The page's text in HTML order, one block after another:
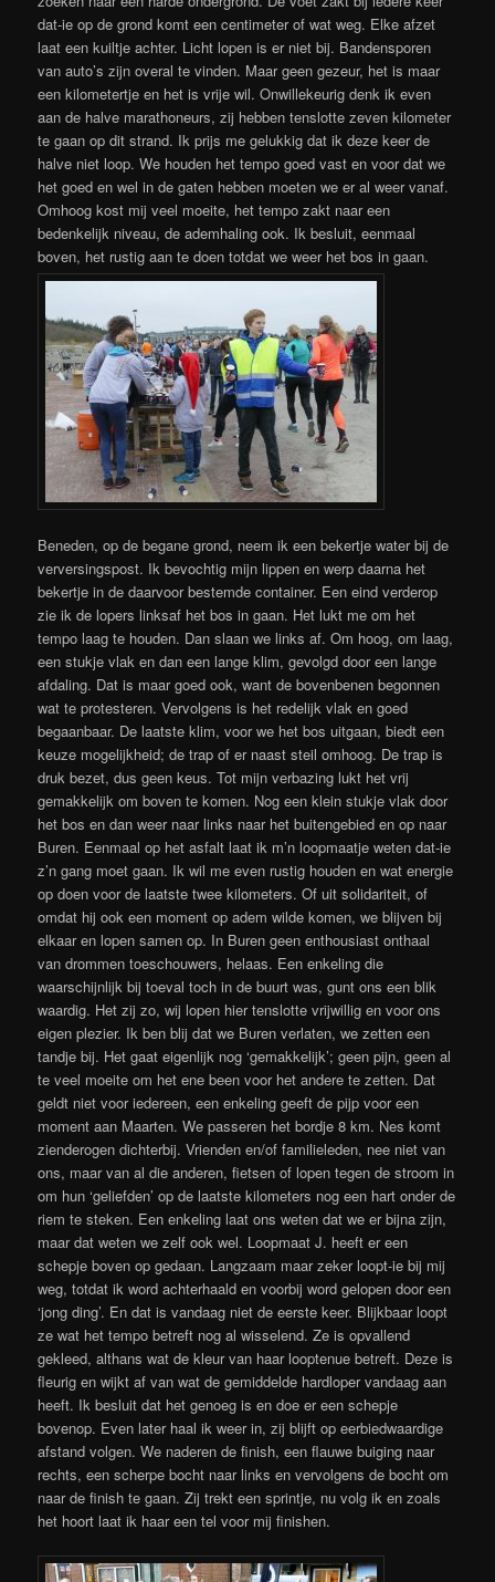
dat-ie op de grond komt een centimeter of wat weg. Elke afzet
laat een kuiltje achter. Licht lopen is er niet bij. Bandensporen
van auto’s zijn overal te vinden. Maar geen gezeur, het is maar
een kilometertje en het is vrije wil. Onwillekeurig denk ik even
aan de halve marathoneurs, zij hebben tenslotte zeven kilometer
te gaan op dit strand. Ik prijs me gelukkig dat ik deze keer de
halve niet loop. We houden het tempo goed vast en voor dat we
het goed en wel in de gaten hebben moeten we er al weer vanaf.
Omhoog kost mij veel moeite, het tempo zakt naar een
bedenkelijk niveau, de ademhaling ook. Ik besluit, eenmaal
boven, het rustig aan te doen totdat we weer het bos in gaan.
Beneden, op de begane grond, neem ik een bekertje water bij de
verversingspost. Ik bevochtig mijn lippen en werp daarna het
bekertje in de daarvoor bestemde container. Een eind verderop
zie ik de lopers linksaf het bos in gaan. Het lukt me om het
tempo laag te houden. Dan slaan we links af. Om hoog, om laag,
een stukje vlak en dan een lange klim, gevolgd door een lange
afdaling. Dat is maar goed ook, want de bovenbenen begonnen
wat te protesteren. Vervolgens is het redelijk vlak en goed
begaanbaar. De laatste klim, voor we het bos uitgaan, biedt een
keuze mogelijkheid; de trap of er naast steil omhoog. De trap is
druk bezet, dus geen keus. Tot mijn verbazing lukt het vrij
gemakkelijk om boven te komen. Nog een klein stukje vlak door
het bos en dan weer naar links naar het buitengebied en op naar
Buren. Eenmaal op het asfalt laat ik m’n loopmaatje weten dat-ie
z’n gang moet gaan. Ik wil me even rustig houden en wat energie
op doen voor de laatste twee kilometers. Of uit solidariteit, of
omdat hij ook een moment op adem wilde komen, we blijven bij
elkaar en lopen samen op. In Buren geen enthousiast onthaal
van drommen toeschouwers, helaas. Een enkeling die
waarschijnlijk bij toeval toch in de buurt was, gunt ons een blik
waardig. Het zij zo, wij lopen hier tenslotte vrijwillig en voor ons
eigen plezier. Ik ben blij dat we Buren verlaten, we zetten een
tandje bij. Het gaat eigenlijk nog ‘gemakkelijk’; geen pijn, geen al
te veel moeite om het ene been voor het andere te zetten. Dat
geldt niet voor iedereen, een enkeling geeft de pijp voor een
moment aan Maarten. We passeren het bordje 8 km. Nes komt
zienderogen dichterbij. Vrienden en/of familieleden, nee niet van
ons, maar van al die anderen, fietsen of lopen tegen de stroom in
om hun ‘geliefden’ op de laatste kilometers nog een hart onder de
riem te steken. Een enkeling laat ons weten dat we er bijna zijn,
maar dat weten we zelf ook wel. Loopmaat J. heeft er een
schepje boven op gedaan. Langzaam maar zeker loopt-ie bij mij
weg, totdat ik word achterhaald en voorbij word gelopen door een
‘jong ding’. En dat is vandaag niet de eerste keer. Blijkbaar loopt
ze wat het tempo betreft nog al wisselend. Ze is opvallend
gekleed, althans wat de kleur van haar looptenue betreft. Deze is
fleurig en wijkt af van wat de gemiddelde hardloper vandaag aan
heeft. Ik besluit dat het genoeg is en doe er een schepje
bovenop. Even later haal ik weer in, zij blijft op eerbiedwaardige
afstand volgen. We naderen de finish, een flauwe buiging naar
rechts, een scherpe bocht naar links en vervolgens de bocht om
naar de finish te gaan. Zij trekt een sprintje, nu volg ik en zoals
het hoort laat ik haar een tel voor mij finishen.